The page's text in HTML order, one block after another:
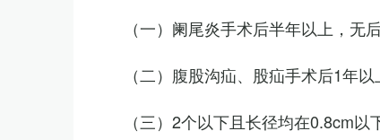
（一）阑尾炎手术后半年以上，无
（二）腹股沟疝、股疝手术后1年以
（三）2个以下且长径均在0.8cm以